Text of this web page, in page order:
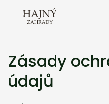
Zásady
údajů